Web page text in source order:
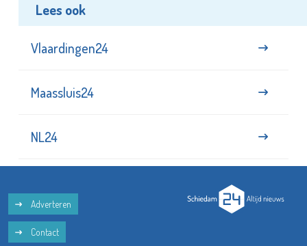
Lees ook
Vlaardingen24
Maassluis24
NL24
Adverteren
Contact